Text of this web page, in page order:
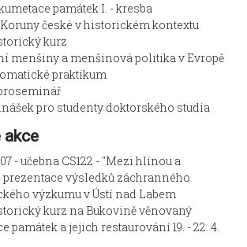
památek I. - kresba
české v historickém kontextu
kurz
menšiny a menšinová politika v Evropě
praktikum
pro studenty doktorského studia
akce
- učebna CS122 - "Mezi hlínou a
výsledků záchranného
výzkumu v Ústí nad Labem
kurz na Bukovině věnovaný
památek a jejich restaurování 19. - 22. 4.